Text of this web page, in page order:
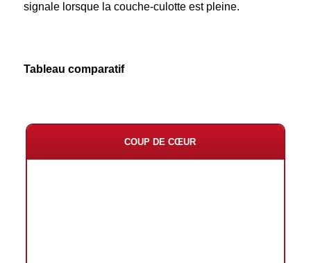
signale lorsque la couche-culotte est pleine.
Tableau comparatif
COUP DE CŒUR